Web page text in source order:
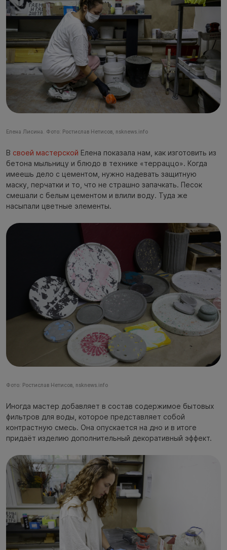
Елена Лисина. Фото: Ростислав Нетисов, nsknews.info
В своей мастерской Елена показала нам, как изготовить из
бетона мыльницу и блюдо в технике «терраццо». Когда
имеешь дело с цементом, нужно надевать защитную
маску, перчатки и то, что не страшно запачкать. Песок
смешали с белым цементом и влили воду. Туда же
насыпали цветные элементы.
Фото: Ростислав Нетисов, nsknews.info
Иногда мастер добавляет в состав содержимое бытовых
фильтров для воды, которое представляет собой
контрастную смесь. Она опускается на дно и в итоге
придаёт изделию дополнительный декоративный эффект.